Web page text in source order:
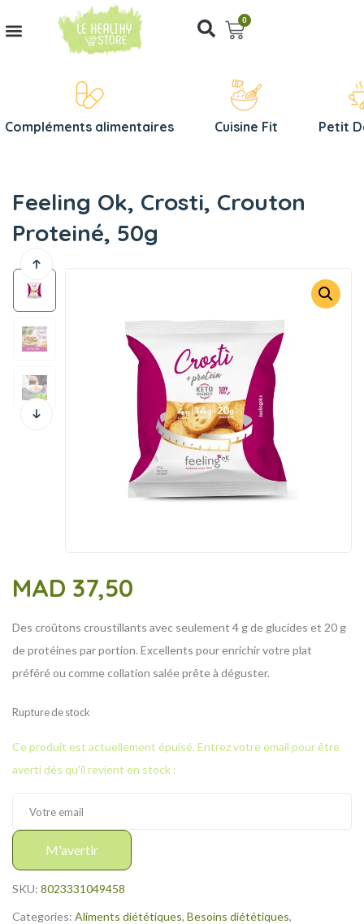
0
Compléments alimentaires Cuisine Fit Petit
Feeling Ok, Crosti, Crouton
Proteiné, 50g
MAD 37,50
Des croûtons croustillants avec seulement 4 g de glucides et 20 g
de protéines par portion. Excellents pour enrichir votre plat
préféré ou comme collation salée prête à déguster.
Rupture de stock
Ce produit est actuellement épuisé. Entrez votre email pour être
averti dès qu'il revient en stock :
M'avertir
SKU: 8023331049458
Categories: Aliments diététiques, Besoins diététiques,